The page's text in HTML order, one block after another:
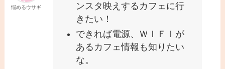
悩めるウサギ
ンスタ映えするカフェに行
きたい！
できれば電源、ＷＩＦＩが
あるカフェ情報も知りたい
な。